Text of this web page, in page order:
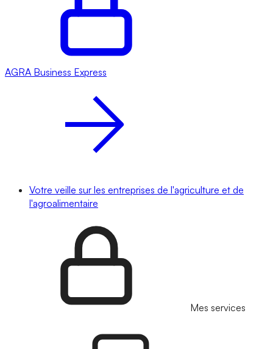
AGRA Business Express
Votre veille sur les entreprises de l'agriculture et de
l'agroalimentaire
Mes services